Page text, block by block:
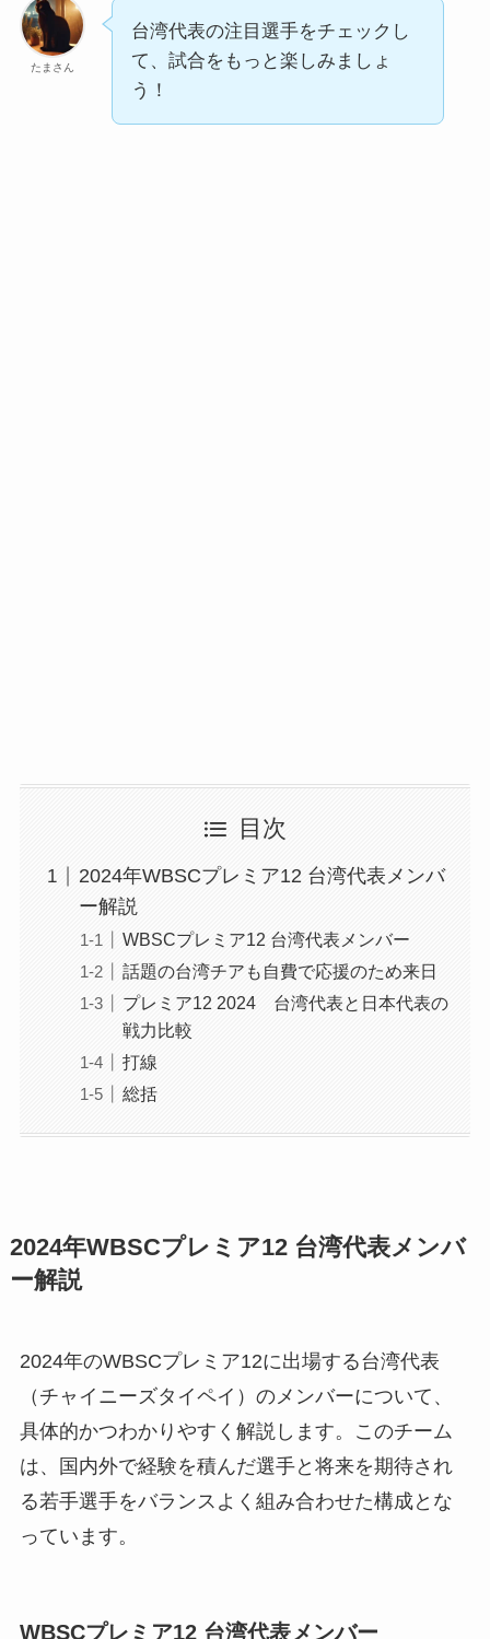
たまさん
台湾代表の注目選手をチェックし
て、試合をもっと楽しみましょ
う！
目次
2024年WBSCプレミア12 台湾代表メンバ
ー解説
WBSCプレミア12 台湾代表メンバー
話題の台湾チアも自費で応援のため来日
プレミア12 2024 台湾代表と日本代表の
戦力比較
打線
総括
2024年WBSCプレミア12 台湾代表メンバ
ー解説
2024年のWBSCプレミア12に出場する台湾代表
（チャイニーズタイペイ）のメンバーについて、
具体的かつわかりやすく解説します。このチーム
は、国内外で経験を積んだ選手と将来を期待され
る若手選手をバランスよく組み合わせた構成とな
っています。
WBSCプレミア12 台湾代表メンバー